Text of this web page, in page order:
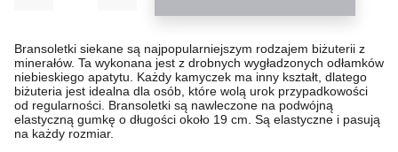
Bransoletki siekane są najpopularniejszym rodzajem biżuterii z
minerałów. Ta wykonana jest z drobnych wygładzonych odłamków
niebieskiego apatytu. Każdy kamyczek ma inny kształt, dlatego
biżuteria jest idealna dla osób, które wolą urok przypadkowości
od regularności. Bransoletki są nawleczone na podwójną
elastyczną gumkę o długości około 19 cm. Są elastyczne i pasują
na każdy rozmiar.